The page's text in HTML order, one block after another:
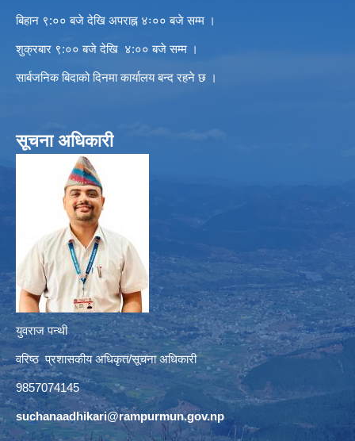
बिहान ९:०० बजे देखि अपराह्न ४ः०० बजे सम्म ।
शुक्रबार ९:०० बजे देखि ४:०० बजे सम्म ।
सार्बजनिक बिदाको दिनमा कार्यालय बन्द रहने छ ।
सूचना अधिकारी
युवराज पन्थी
वरिष्ठ प्रशासकीय अधिकृत/सूचना अधिकारी
9857074145
suchanaadhikari@rampurmun.gov.np